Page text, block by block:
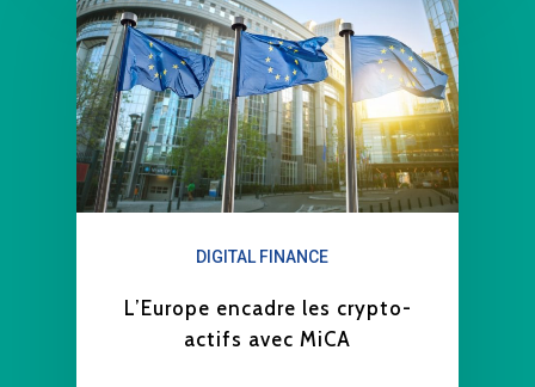
DIGITAL FINANCE
L’Europe encadre les crypto-
actifs avec MiCA